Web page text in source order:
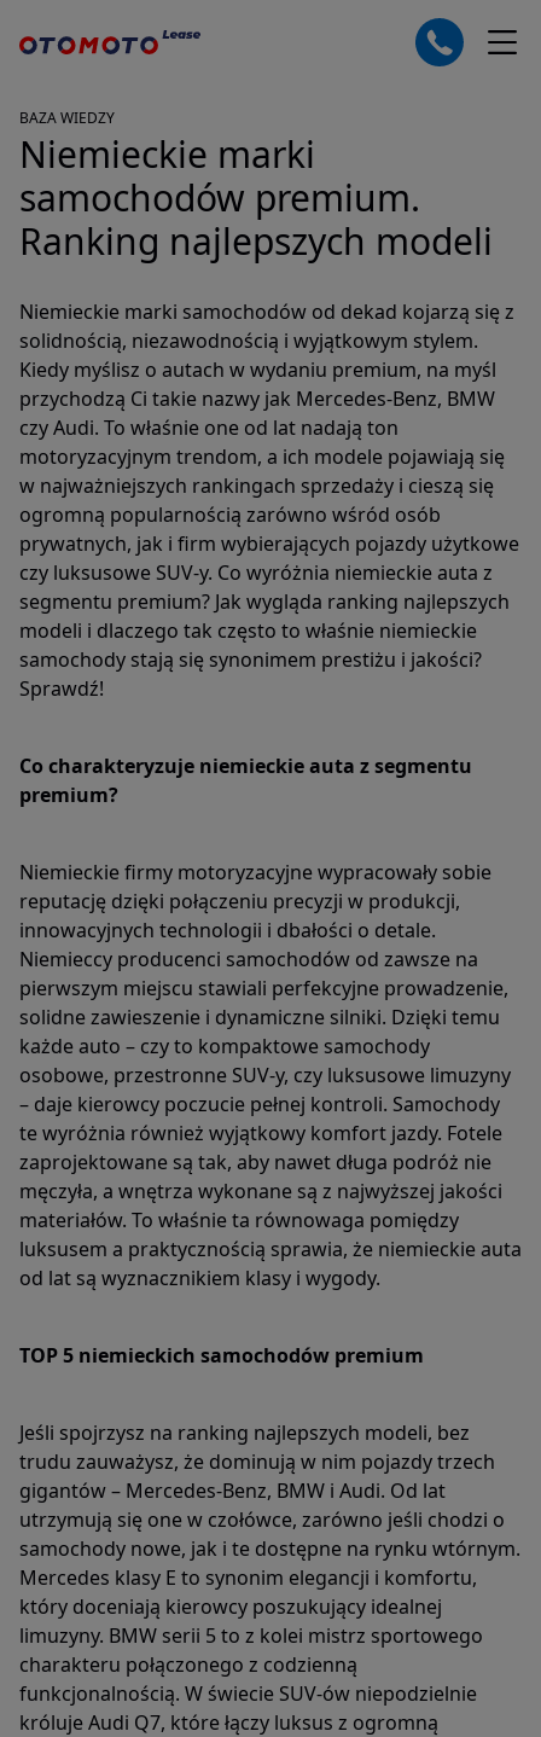
BAZA WIEDZY
Niemieckie marki
samochodów premium.
Ranking najlepszych modeli
Niemieckie marki samochodów od dekad kojarzą się z
solidnością, niezawodnością i wyjątkowym stylem.
Kiedy myślisz o autach w wydaniu premium, na myśl
przychodzą Ci takie nazwy jak Mercedes-Benz, BMW
czy Audi. To właśnie one od lat nadają ton
motoryzacyjnym trendom, a ich modele pojawiają się
w najważniejszych rankingach sprzedaży i cieszą się
ogromną popularnością zarówno wśród osób
prywatnych, jak i firm wybierających pojazdy użytkowe
czy luksusowe SUV-y. Co wyróżnia niemieckie auta z
segmentu premium? Jak wygląda ranking najlepszych
modeli i dlaczego tak często to właśnie niemieckie
samochody stają się synonimem prestiżu i jakości?
Sprawdź!
Co charakteryzuje niemieckie auta z segmentu
premium?
Niemieckie firmy motoryzacyjne wypracowały sobie
reputację dzięki połączeniu precyzji w produkcji,
innowacyjnych technologii i dbałości o detale.
Niemieccy producenci samochodów od zawsze na
pierwszym miejscu stawiali perfekcyjne prowadzenie,
solidne zawieszenie i dynamiczne silniki. Dzięki temu
każde auto – czy to kompaktowe samochody
osobowe, przestronne SUV-y, czy luksusowe limuzyny
– daje kierowcy poczucie pełnej kontroli. Samochody
te wyróżnia również wyjątkowy komfort jazdy. Fotele
zaprojektowane są tak, aby nawet długa podróż nie
męczyła, a wnętrza wykonane są z najwyższej jakości
materiałów. To właśnie ta równowaga pomiędzy
luksusem a praktycznością sprawia, że niemieckie auta
od lat są wyznacznikiem klasy i wygody.
TOP 5 niemieckich samochodów premium
Jeśli spojrzysz na ranking najlepszych modeli, bez
trudu zauważysz, że dominują w nim pojazdy trzech
gigantów – Mercedes-Benz, BMW i Audi. Od lat
utrzymują się one w czołówce, zarówno jeśli chodzi o
samochody nowe, jak i te dostępne na rynku wtórnym.
Mercedes klasy E to synonim elegancji i komfortu,
który doceniają kierowcy poszukujący idealnej
limuzyny. BMW serii 5 to z kolei mistrz sportowego
charakteru połączonego z codzienną
funkcjonalnością. W świecie SUV-ów niepodzielnie
króluje Audi Q7, które łączy luksus z ogromną